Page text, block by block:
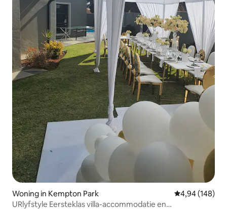
Woning in Kempton Park Gemiddelde
4,94 (148)
URlyfstyle Eersteklas villa-accommodatie en